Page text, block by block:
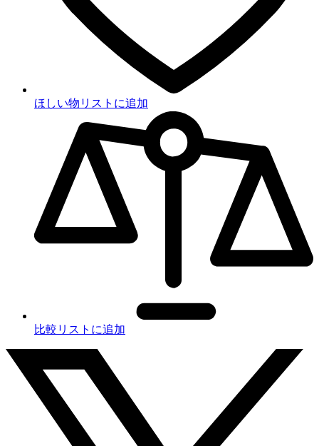
ほしい物リストに追加
比較リストに追加